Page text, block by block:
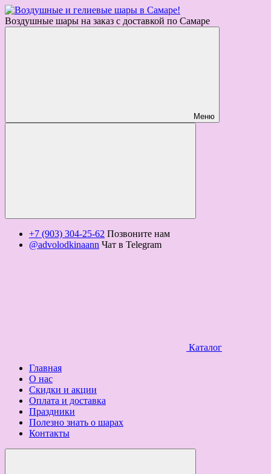
Воздушные шары на заказ с доставкой по Самаре
Меню
+7 (903) 304-25-62 Позвоните нам
@advolodkinaann Чат в Telegram
Каталог
Главная
О нас
Скидки и акции
Оплата и доставка
Праздники
Полезно знать о шарах
Контакты